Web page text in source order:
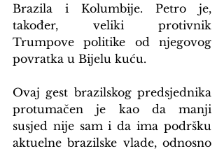
Brazila i Kolumbije. Petro je,
također, veliki protivnik
Trumpove politike od njegovog
povratka u Bijelu kuću.
Ovaj gest brazilskog predsjednika
protumačen je kao da manji
susjed nije sam i da ima podršku
aktuelne brazilske vlade, odnosno